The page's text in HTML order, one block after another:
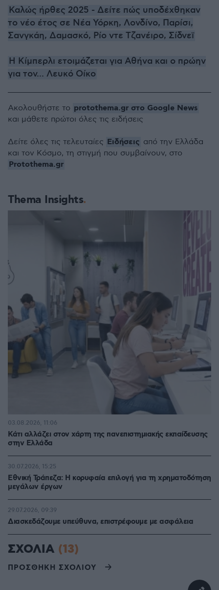
Καλώς ήρθες 2025 - Δείτε πώς υποδέχθηκαν
το νέο έτος σε Νέα Υόρκη, Λονδίνο, Παρίσι,
Σανγκάη, Δαμασκό, Ρίο ντε Τζανέιρο, Σίδνεϊ
Η Κίμπερλι ετοιμάζεται για Αθήνα και ο πρώην
για τον... Λευκό Οίκο
Thema Insights
Κάτι αλλάζει στον χάρτη της πανεπιστημιακής εκπαίδευσης
στην Ελλάδα
03.08.2026, 11:06
Εθνική Τράπεζα: Η κορυφαία επιλογή για τη χρηματοδότηση
μεγάλων έργων
30.07.2026, 15:25
Διασκεδάζουμε υπεύθυνα, επιστρέφουμε με ασφάλεια
29.07.2026, 09:39
Ακολουθήστε το protothema.gr στο Google News
και μάθετε πρώτοι όλες τις ειδήσεις
Δείτε όλες τις τελευταίες Ειδήσεις από την Ελλάδα
και τον Κόσμο, τη στιγμή που συμβαίνουν, στο
Protothema.gr
ΣΧΟΛΙΑ (13)
ΠΡΟΣΘΗΚΗ ΣΧΟΛΙΟΥ